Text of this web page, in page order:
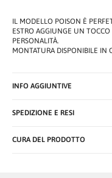
IL MODELLO POISON È
ESTRO AGGIUNGE UN
PERSONALITÀ.
MONTATURA DISPONIBILE IN
INFO AGGIUNTIVE
SPEDIZIONE E RESI
CURA DEL PRODOTTO